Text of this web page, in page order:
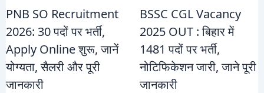
PNB SO Recruitment
2026: 30 पदों पर भर्ती,
Apply Online शुरू, जानें
योग्यता, सैलरी और पूरी
जानकारी
BSSC CGL Vacancy
2025 OUT : बिहार में
1481 पदों पर भर्ती,
नोटिफिकेशन जारी, जाने पूरी
जानकारी